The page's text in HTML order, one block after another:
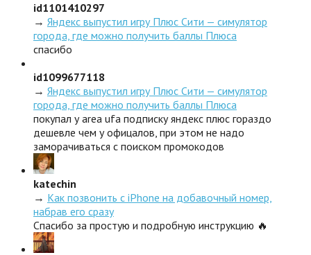
id1101410297
→ Яндекс выпустил игру Плюс Сити — симулятор
города, где можно получить баллы Плюса
спасибо
id1099677118
→ Яндекс выпустил игру Плюс Сити — симулятор
города, где можно получить баллы Плюса
покупал у area ufa подписку яндекс плюс гораздо
дешевле чем у офицалов, при этом не надо
заморачиваться с поиском промокодов
katechin
→ Как позвонить с iPhone на добавочный номер,
набрав его сразу
Спасибо за простую и подробную инструкцию 🔥